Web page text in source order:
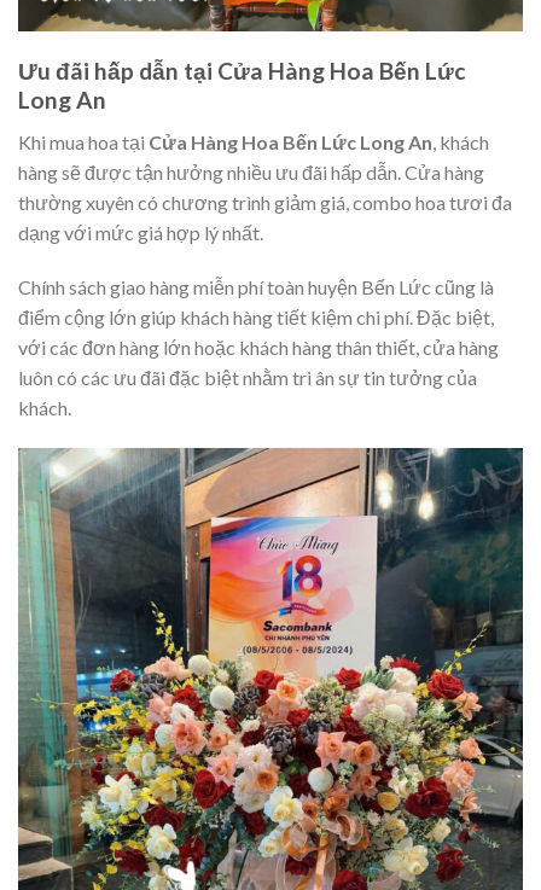
Ưu đãi hấp dẫn tại Cửa Hàng Hoa Bến Lức
Long An
Khi mua hoa tại Cửa Hàng Hoa Bến Lức Long An , khách
hàng sẽ được tận hưởng nhiều ưu đãi hấp dẫn. Cửa hàng
thường xuyên có chương trình giảm giá, combo hoa tươi đa
dạng với mức giá hợp lý nhất.
Chính sách giao hàng miễn phí toàn huyện Bến Lức cũng là
điểm cộng lớn giúp khách hàng tiết kiệm chi phí. Đặc biệt,
với các đơn hàng lớn hoặc khách hàng thân thiết, cửa hàng
luôn có các ưu đãi đặc biệt nhằm tri ân sự tin tưởng của
khách.